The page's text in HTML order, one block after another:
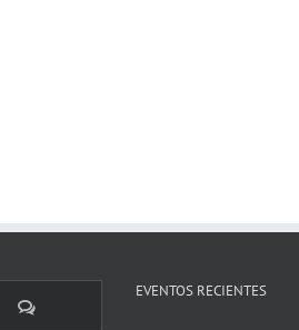
Comentarios
EVENTOS RECIENTES